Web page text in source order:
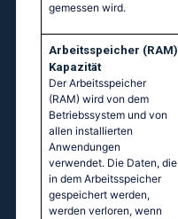
gemessen wird.
Arbeitsspeicher (RAM)
Kapazität
Der Arbeitsspeicher
(RAM) wird von dem
Betriebssystem und von
allen installierten
Anwendungen
verwendet. Die Daten, die
in dem Arbeitsspeicher
gespeichert werden,
werden verloren, wenn